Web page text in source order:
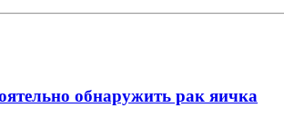
обнаружить рак яичка